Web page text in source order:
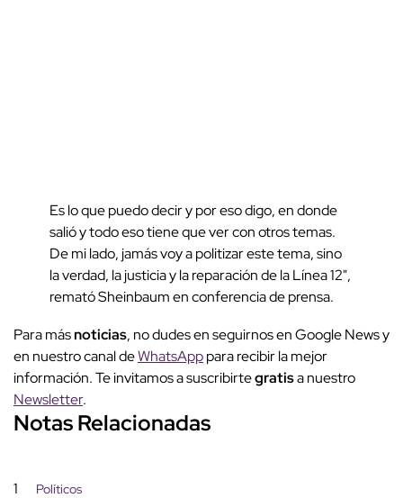
Es lo que puedo decir y por eso digo, en donde
salió y todo eso tiene que ver con otros temas.
De mi lado, jamás voy a politizar este tema, sino
la verdad, la justicia y la reparación de la Línea 12",
remató Sheinbaum en conferencia de prensa.
Para másnoticias, no dudes en seguirnos en Google News y
en nuestro canal deWhatsApppara recibir la mejor
información. Te invitamos a suscribirtegratisa nuestro
Newsletter.
Notas Relacionadas
1 Políticos